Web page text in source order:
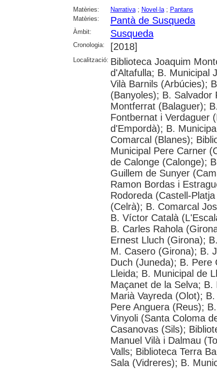
Matèries: Narrativa; Novel·la; Pantans
Matèries:
Pantà de Susqueda
Àmbit: Susqueda
Cronologia: [2018]
Localització: Biblioteca Joaquim
d'Altafulla; B. Municipal
Vilà Barnils (Arbúcies);
(Banyoles); B. Salvador
Montferrat (Balaguer);
Fontbernat i Verdaguer
d'Empordà); B.
Comarcal (Blanes);
Municipal Pere Carner
de Calonge (Calonge);
Guillem de Sunyer
Ramon Bordas i
Rodoreda (Castell-
(Celrà); B. Comarcal
B. Víctor Català
B. Carles Rahola
Ernest Lluch (Girona);
M. Casero (Girona); B.
Duch (Juneda); B. Pere
Lleida; B. Municipal de
Maçanet de la Selva;
Marià Vayreda (Olot);
Pere Anguera (Reus);
Vinyoli (Santa Coloma
Casanovas (Sils);
Manuel Vilà i Dalmau
Valls; Biblioteca Terra
Sala (Vidreres); B.